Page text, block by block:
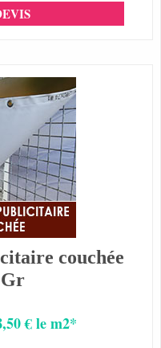
couchée
€ le m2*